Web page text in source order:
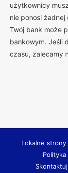
użytkownicy
nie ponosi żadnej
Twój bank może
bankowym. Jeśli
czasu, zalecamy
Lokalne strony